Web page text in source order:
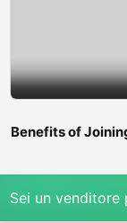
Benefits of
Professional
Sei un venditore